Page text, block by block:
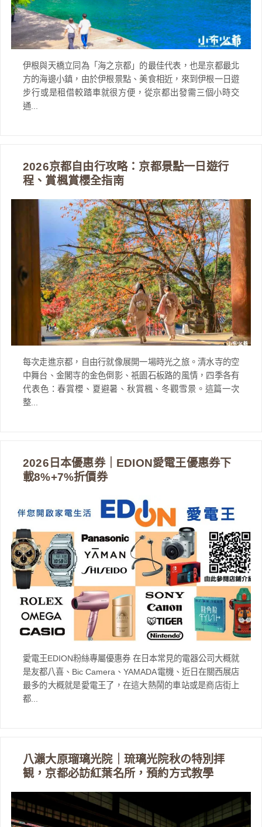
伊根與天橋立同為「海之京都」的最佳代表，也是京都最北
方的海邊小鎮，由於伊根景點、美食相近，來到伊根一日遊
步行或是租借較踏車就很方便，從京都出發需三個小時交
通...
2026京都自由行攻略：京都景點一日遊行
程、賞楓賞櫻全指南
每次走進京都，自由行就像展開一場時光之旅。清水寺的空
中舞台、金閣寺的金色倒影、祇園石板路的風情，四季各有
代表色：春賞櫻、夏避暑、秋賞楓、冬觀雪景。這篇一次
整...
2026日本優惠券｜EDION愛電王優惠券下
載8%+7%折價券
愛電王EDION粉絲專屬優惠券 在日本常見的電器公司大概就
是友都八喜、Bic Camera、YAMADA電機、近日在關西展店
最多的大概就是愛電王了，在這大熱鬧的車站或是商店街上
都...
八瀨大原瑠璃光院｜琉璃光院秋の特別拝
観，京都必訪紅葉名所，預約方式教學